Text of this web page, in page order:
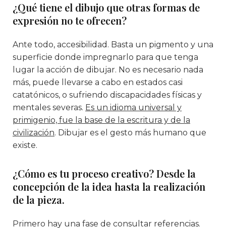
¿Qué tiene el dibujo que otras formas de
expresión no te ofrecen?
Ante todo, accesibilidad. Basta un pigmento y una
superficie donde impregnarlo para que tenga
lugar la acción de dibujar. No es necesario nada
más, puede llevarse a cabo en estados casi
catatónicos, o sufriendo discapacidades físicas y
mentales severas. Es un idioma universal y
primigenio, fue la base de la escritura y de la
civilización. Dibujar es el gesto más humano que
existe.
¿Cómo es tu proceso creativo? Desde la
concepción de la idea hasta la realización
de la pieza.
Primero hay una fase de consultar referencias.